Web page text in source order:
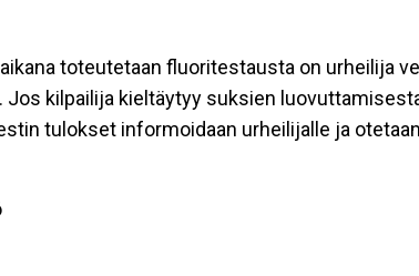
toteutetaan fluoritestausta on urheilija
Jos kilpailija kieltäytyy suksien
tulokset informoidaan urheilijalle ja